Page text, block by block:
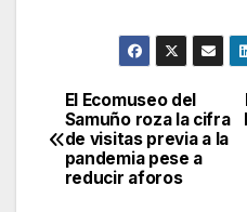
Navegación
de
El Ecomuseo del
Samuño roza la cifra
de visitas previa a la
pandemia pese a
reducir aforos